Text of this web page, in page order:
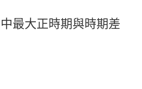
最大正時期與時期差